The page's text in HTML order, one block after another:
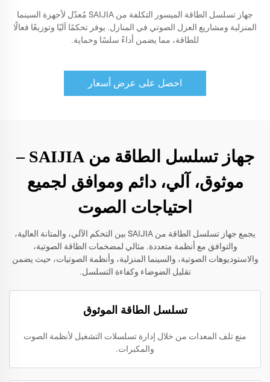
جهاز تسلسل الطاقة الميسور التكلفة من SAIJIA مُعدّل لأجهزة السينما
المنزلية ومشاريع العزل الصوتي في المنازل. يوفر تحكمًا آليًا وتوزيعًا فعالًا
للطاقة، مما يضمن أداءً سلسًا وحماية.
احصل على عرض أسعار
جهاز تسلسل الطاقة من SAIJIA –
موثوق، آلي، دائم وموافق لجميع
احتياجات الصوت
يجمع جهاز تسلسل الطاقة من SAIJIA بين التحكم الآلي، والمتانة العالية،
والتوافق مع أنظمة متعددة. مثالي لمضخمات الطاقة الصوتية،
والاستوديوهات الصوتية، والسينما المنزلية، وأنظمة الصوتيات، حيث يضمن
تقليل الضوضاء وكفاءة التسلسل.
تسلسل الطاقة الموثوق
منع تلف المعدات من خلال إدارة تسلسلات التشغيل لأنظمة الصوت
والمكبرات.